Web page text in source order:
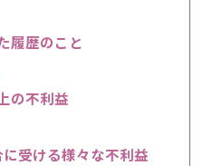
履歴のこと
の不利益
受ける様々な不利益